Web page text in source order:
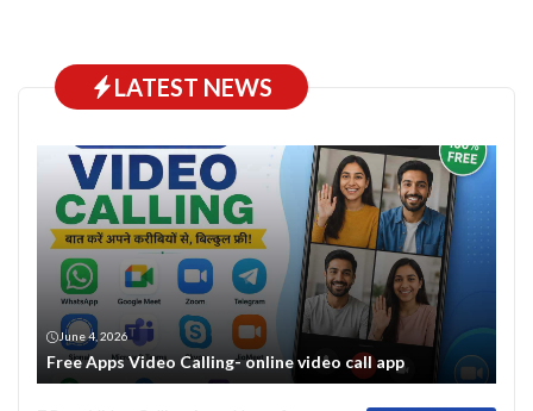
LATEST NEWS
June 4, 2026
Free Apps Video Calling- online video call app